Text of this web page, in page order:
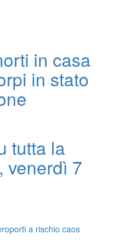
in casa
in stato
tutta la
venerdì 7
a rischio caos